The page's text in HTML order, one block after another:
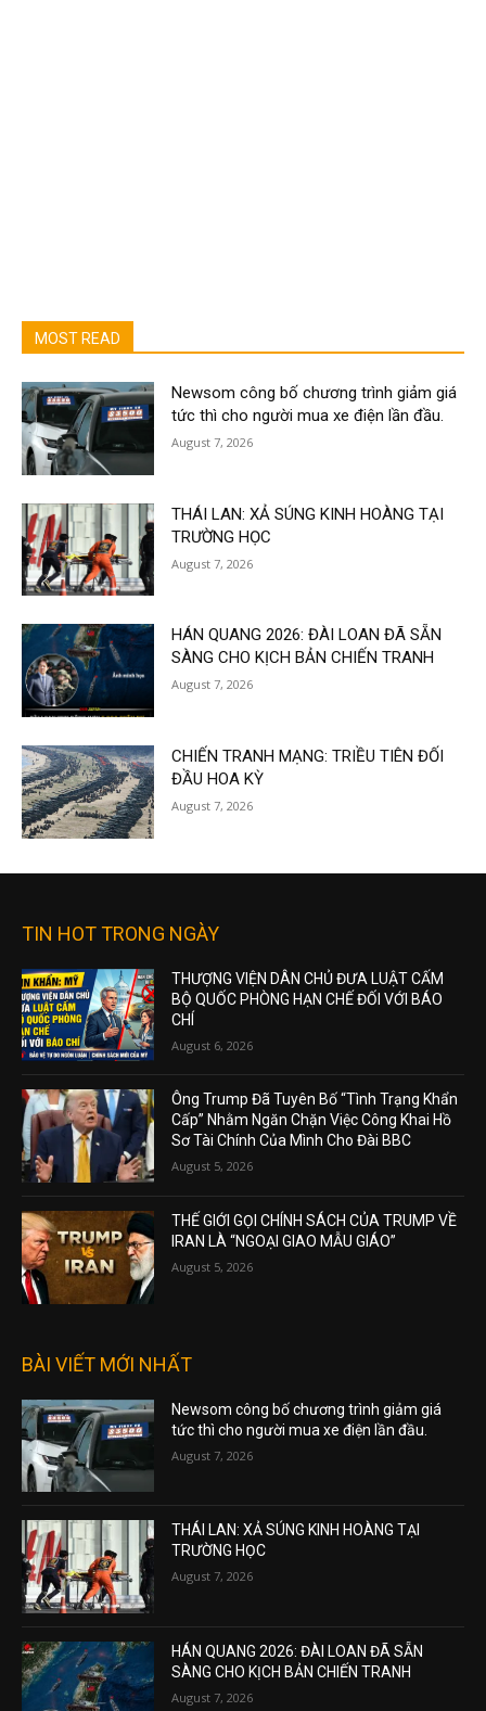
MOST READ
Newsom công bố chương trình giảm giá
tức thì cho người mua xe điện lần đầu.
August 7, 2026
THÁI LAN: XẢ SÚNG KINH HOÀNG TẠI
TRƯỜNG HỌC
August 7, 2026
HÁN QUANG 2026: ĐÀI LOAN ĐÃ SẴN
SÀNG CHO KỊCH BẢN CHIẾN TRANH
August 7, 2026
CHIẾN TRANH MẠNG: TRIỀU TIÊN ĐỐI
ĐẦU HOA KỲ
August 7, 2026
TIN HOT TRONG NGÀY
THƯỢNG VIỆN DÂN CHỦ ĐƯA LUẬT CẤM
BỘ QUỐC PHÒNG HẠN CHẾ ĐỐI VỚI BÁO
CHÍ
August 6, 2026
Ông Trump Đã Tuyên Bố “Tình Trạng Khẩn
Cấp” Nhằm Ngăn Chặn Việc Công Khai Hồ
Sơ Tài Chính Của Mình Cho Đài BBC
August 5, 2026
THẾ GIỚI GỌI CHÍNH SÁCH CỦA TRUMP VỀ
IRAN LÀ “NGOẠI GIAO MẪU GIÁO”
August 5, 2026
BÀI VIẾT MỚI NHẤT
Newsom công bố chương trình giảm giá
tức thì cho người mua xe điện lần đầu.
August 7, 2026
THÁI LAN: XẢ SÚNG KINH HOÀNG TẠI
TRƯỜNG HỌC
August 7, 2026
HÁN QUANG 2026: ĐÀI LOAN ĐÃ SẴN
SÀNG CHO KỊCH BẢN CHIẾN TRANH
August 7, 2026